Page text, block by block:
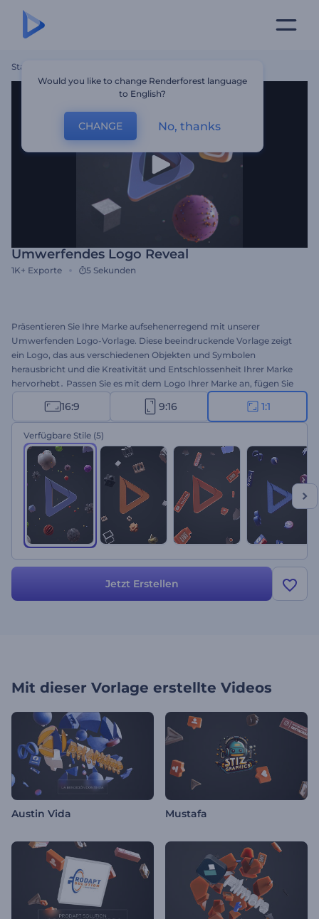
Startseite
Umwerfendes Logo Reveal
1K+ Exporte 5 Sekunden
Präsentieren Sie Ihre Marke aufsehenerregend mit unserer
Umwerfenden Logo-Vorlage. Diese beeindruckende Vorlage zeigt
ein Logo, das aus verschiedenen Objekten und Symbolen
herausbricht und die Kreativität und Entschlossenheit Ihrer Marke
hervorhebt․ Passen Sie es mit dem Logo Ihrer Marke an, fügen Sie
Schlagworte hinzu, um Ihre Botschaft zu unterstreichen, und
wählen Sie aus einer Reihe von Musiktiteln, um die perfekte
Atmosphäre zu schaffen. Diese Vorlage ist ideal für Unternehmen,
die einen unvergesslichen ersten Eindruck hinterlassen möchten.
Sie wird mit Sicherheit die Aufmerksamkeit auf sich ziehen und
einen bleibenden Eindruck bei Ihrem Publikum hinterlassen. Jetzt
erstellen!
16:9 9:16 1:1
Verfügbare Stile (5)
Jetzt Erstellen
Mit dieser Vorlage erstellte Videos
Austin Vida Mustafa
Would you like to change Renderforest language
to English?
CHANGE No, thanks